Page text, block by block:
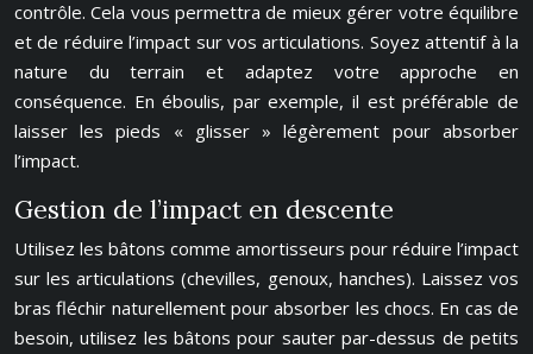
contrôle. Cela vous permettra de mieux gérer votre équilibre
et de réduire l’impact sur vos articulations. Soyez attentif à la
nature du terrain et adaptez votre approche en
conséquence. En éboulis, par exemple, il est préférable de
laisser les pieds « glisser » légèrement pour absorber
l’impact.
Gestion de l’impact en descente
Utilisez les bâtons comme amortisseurs pour réduire l’impact
sur les articulations (chevilles, genoux, hanches). Laissez vos
bras fléchir naturellement pour absorber les chocs. En cas de
besoin, utilisez les bâtons pour sauter par-dessus de petits